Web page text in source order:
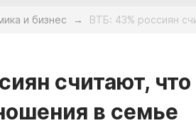
и бизнес → ВТБ: 43% россиян
считают,
в семье